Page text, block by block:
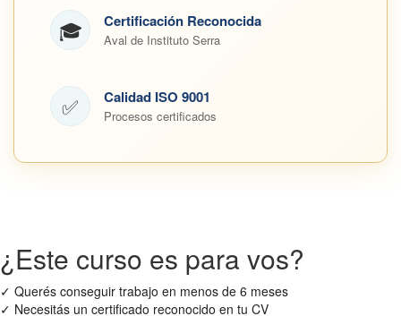
🎓 Certificación Reconocida
Aval de Instituto Serra
✅ Calidad ISO 9001
Procesos certificados
¿Este curso es para vos?
✓ Querés conseguir trabajo en menos de 6 meses
✓ Necesitás un certificado reconocido en tu CV